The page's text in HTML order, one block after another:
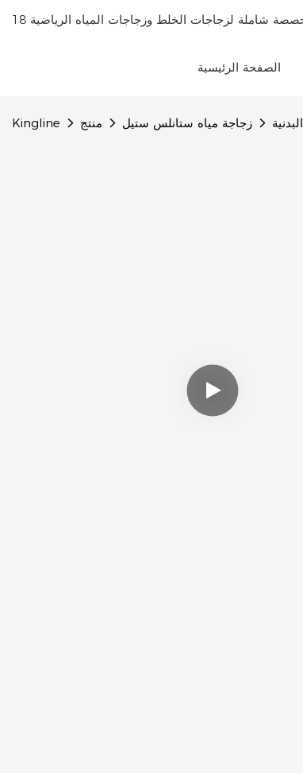
الصفحة الرئيسية
Kingline منتج زجاجة مياه ستانلس ستيل